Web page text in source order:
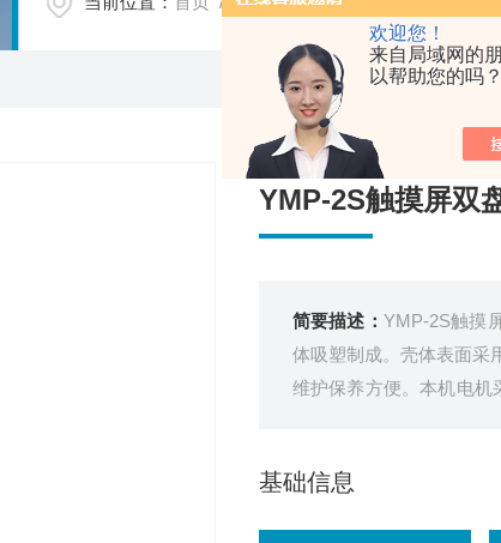
欢迎您！
来自局域网的
以帮助您的吗？
YMP-2S触摸屏双
简要描述： YMP-2S触摸
体吸塑制成。壳体表面采
维护保养方便。本机电机
基础信息